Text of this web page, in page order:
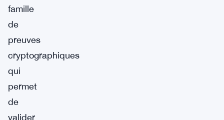
famille
de
preuves
cryptographiques
qui
permet
de
valider